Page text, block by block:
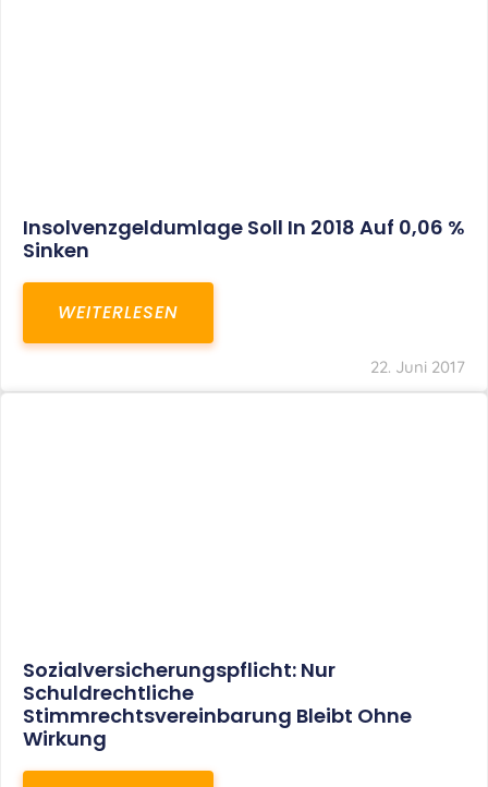
Insolvenzgeldumlage Soll In 2018 Auf 0,06 %
Sinken
WEITERLESEN
22. Juni 2017
Sozialversicherungspflicht: Nur
Schuldrechtliche
Stimmrechtsvereinbarung Bleibt Ohne
Wirkung